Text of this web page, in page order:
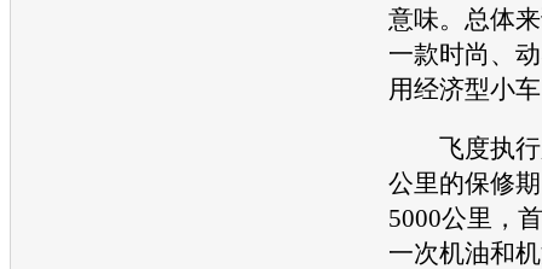
意味。总体
一款时尚、
用经济型小
飞度执行
公里的保修
5000公里，
一次机油和